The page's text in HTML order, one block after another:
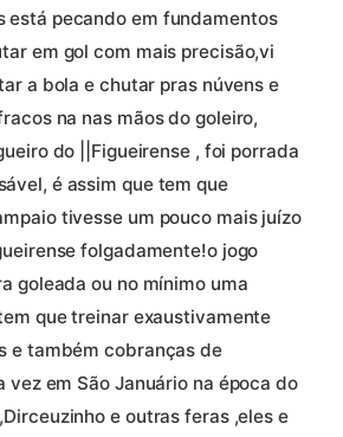
está pecando em fundamentos
em gol com mais precisão,vi
a bola e chutar pras núvens e
na nas mãos do goleiro,
do ||Figueirense , foi porrada
é assim que tem que
tivesse um pouco mais juízo
folgadamente!o jogo
goleada ou no mínimo uma
que treinar exaustivamente
e também cobranças de
em São Januário na época do
e outras feras ,eles e